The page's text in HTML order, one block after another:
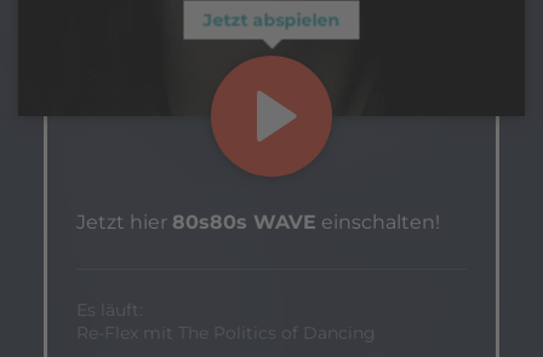
Jetzt abspielen
Jetzt hier 80s80s WAVE einschalten!
Es läuft:
Re-Flex mit The Politics of Dancing